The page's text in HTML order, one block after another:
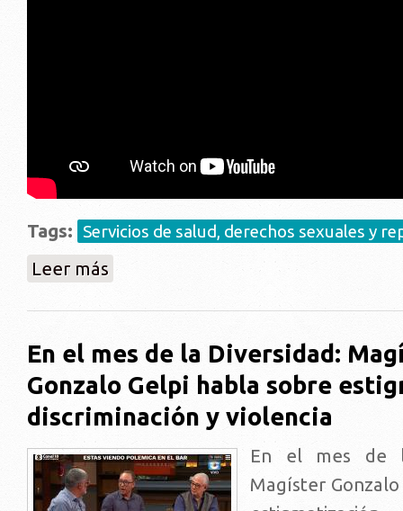
Tags: Servicios de salud, derechos sexuales y
Leer más
En el mes de la Diversidad:
Gonzalo Gelpi habla sobre
discriminación y violencia
En el mes de
Magíster